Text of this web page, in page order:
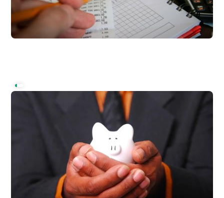
Mietkaution, Sparbuch oder Bankbürgschaft
Mietkautionskonto - und die Nebenkosten